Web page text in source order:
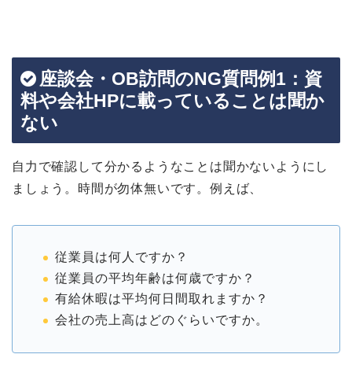
座談会・OB訪問のNG質問例1：資
料や会社HPに載っていることは聞か
ない
自力で確認して分かるようなことは聞かないようにし
ましょう。時間が勿体無いです。例えば、
従業員は何人ですか？
従業員の平均年齢は何歳ですか？
有給休暇は平均何日間取れますか？
会社の売上高はどのぐらいですか。